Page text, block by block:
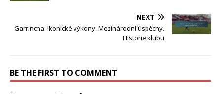
NEXT
Garrincha: Ikonické výkony, Mezinárodní úspěchy,
Historie klubu
BE THE FIRST TO COMMENT